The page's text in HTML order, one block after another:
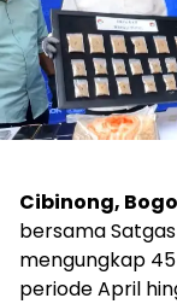
Cibinong,
bersama
mengungkap
periode April